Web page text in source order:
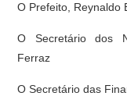
O Prefeito, Reynaldo
O Secretário dos
Ferraz
O Secretário das